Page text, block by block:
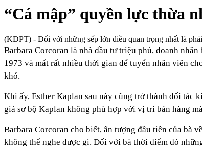
“Cá mập” quyền lực thừa
(KDPT) - Đối với những sếp lớn điều quan trọng nhất là
Barbara Corcoran là nhà đầu tư triệu phú, doanh
1973 và mất rất nhiều thời gian để tuyển nhân viên
khó.
Khi ấy, Esther Kaplan sau này cũng trở thành đối tác
giá sơ bộ Kaplan không phù hợp với vị trí bán hàng
Barbara Corcoran cho biết, ấn tượng đầu tiên của bà
không thể nghe được gì. Đối với bà thời điểm đó